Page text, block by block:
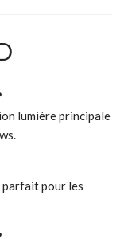
lumière principale
pour les